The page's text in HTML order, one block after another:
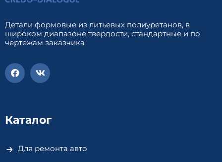
Детали формовые из литьевых полиуретанов, в
широком диапазоне твердости, стандартные и по
чертежам заказчика
Каталог
Для ремонта авто